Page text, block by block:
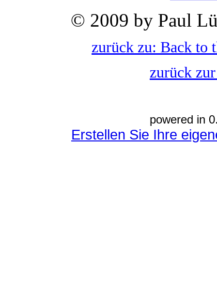
© 2009 by Paul
zurück zu: Back to
zurück
powered in
Erstellen Sie Ihre